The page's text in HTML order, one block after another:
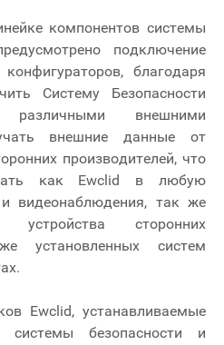
компонентов системы
подключение
благодаря
Систему Безопасности
различными внешними
внешние данные от
производителей, что
как Ewclid в любую
и видеонаблюдения, так же
устройства сторонних
установленных систем
Ewclid, устанавливаемые
безопасности и